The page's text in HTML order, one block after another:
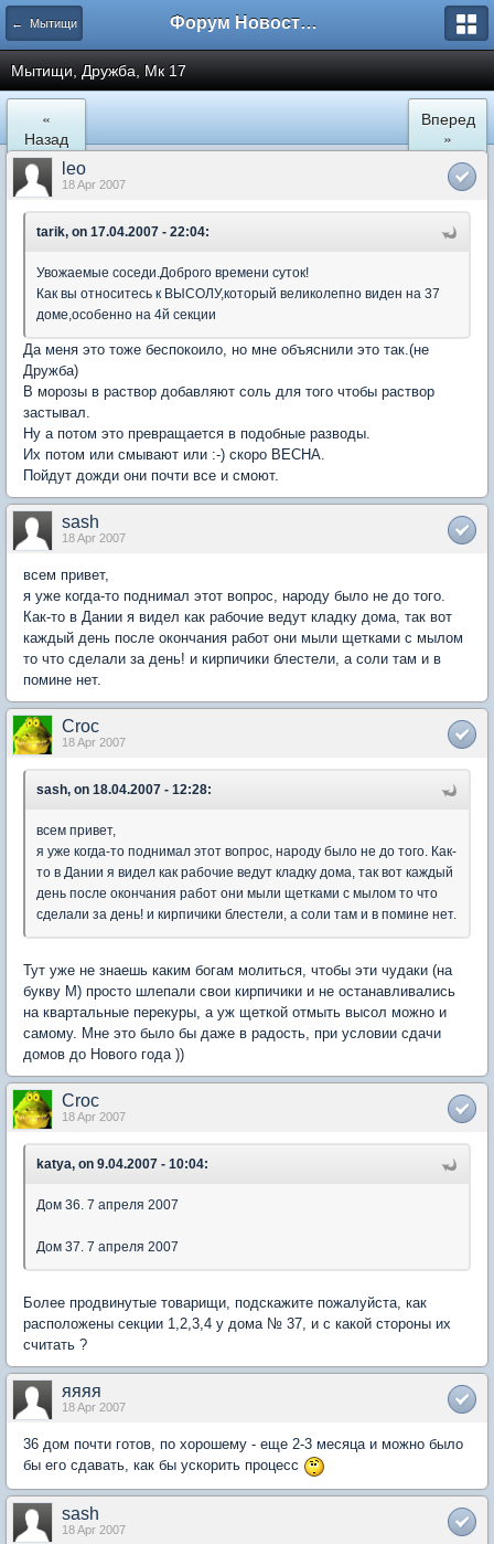
← Мытищи Форум Новостройки
Мытищи, Дружба, Мк 17
«
Назад
Вперед
»
leo
18 Apr 2007
tarik, on 17.04.2007 - 22:04:
Увожаемые соседи.Доброго времени суток!
Как вы относитесь к ВЫСОЛУ,который великолепно виден на 37
доме,особенно на 4й секции
Да меня это тоже беспокоило, но мне объяснили это так.(не
Дружба)
В морозы в раствор добавляют соль для того чтобы раствор
застывал.
Ну а потом это превращается в подобные разводы.
Их потом или смывают или :-) скоро ВЕСНА.
Пойдут дожди они почти все и смоют.
sash
18 Apr 2007
всем привет,
я уже когда-то поднимал этот вопрос, народу было не до того.
Как-то в Дании я видел как рабочие ведут кладку дома, так вот
каждый день после окончания работ они мыли щетками с мылом
то что сделали за день! и кирпичики блестели, а соли там и в
помине нет.
Croc
18 Apr 2007
sash, on 18.04.2007 - 12:28:
всем привет,
я уже когда-то поднимал этот вопрос, народу было не до того. Как-
то в Дании я видел как рабочие ведут кладку дома, так вот каждый
день после окончания работ они мыли щетками с мылом то что
сделали за день! и кирпичики блестели, а соли там и в помине нет.
Тут уже не знаешь каким богам молиться, чтобы эти чудаки (на
букву М) просто шлепали свои кирпичики и не останавливались
на квартальные перекуры, а уж щеткой отмыть высол можно и
самому. Мне это было бы даже в радость, при условии сдачи
домов до Нового года ))
Croc
18 Apr 2007
katya, on 9.04.2007 - 10:04:
Дом 36. 7 апреля 2007
Дом 37. 7 апреля 2007
Более продвинутые товарищи, подскажите пожалуйста, как
расположены секции 1,2,3,4 у дома № 37, и с какой стороны их
считать ?
яяяя
18 Apr 2007
36 дом почти готов, по хорошему - еще 2-3 месяца и можно было
бы его сдавать, как бы ускорить процесс
sash
18 Apr 2007